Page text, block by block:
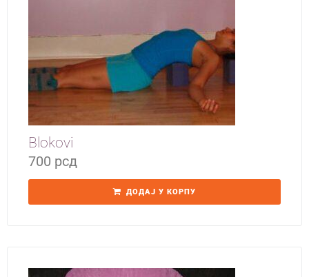
Blog
Kontakt
Blokovi
700 рсд
ДОДАЈ У КОРПУ